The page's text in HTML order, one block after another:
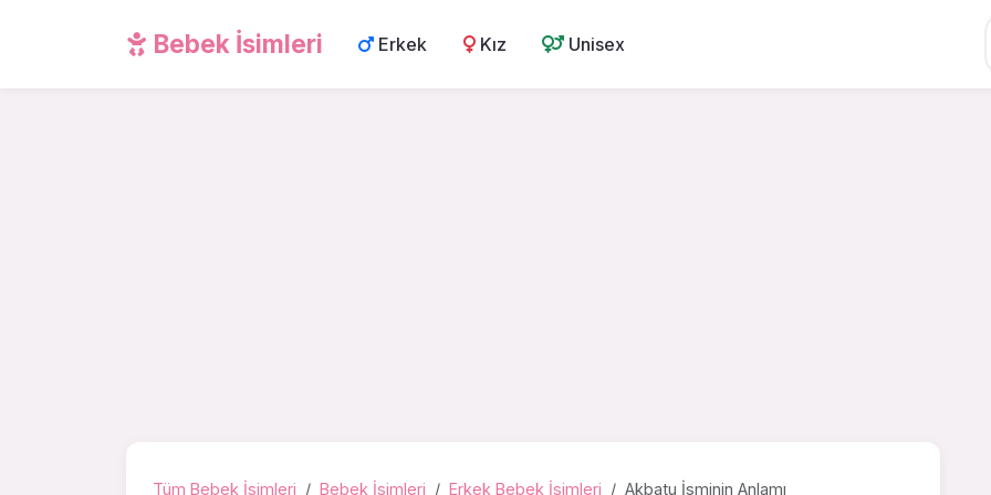
Bebek İsimleri Erkek Kız Unisex
Tüm Bebek İsimleri Bebek İsimleri Erkek Bebek İsimleri Akbatu İsminin Anlamı